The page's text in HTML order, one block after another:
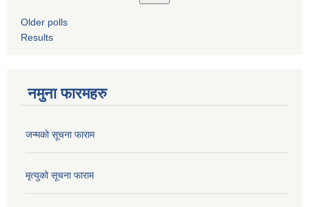
Older polls
Results
नमुना फारमहरु
जन्मको सूचना फाराम
मृत्युको सूचना फाराम